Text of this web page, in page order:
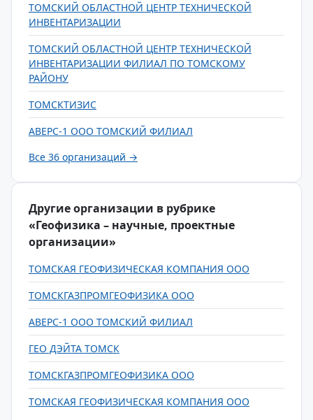
ТОМСКИЙ ОБЛАСТНОЙ ЦЕНТР ТЕХНИЧЕСКОЙ
ИНВЕНТАРИЗАЦИИ
ТОМСКИЙ ОБЛАСТНОЙ ЦЕНТР ТЕХНИЧЕСКОЙ
ИНВЕНТАРИЗАЦИИ ФИЛИАЛ ПО ТОМСКОМУ
РАЙОНУ
ТОМСКТИЗИС
АВЕРС-1 ООО ТОМСКИЙ ФИЛИАЛ
Все 36 организаций →
Другие организации в рубрике
«Геофизика – научные, проектные
организации»
ТОМСКАЯ ГЕОФИЗИЧЕСКАЯ КОМПАНИЯ ООО
ТОМСКГАЗПРОМГЕОФИЗИКА ООО
АВЕРС-1 ООО ТОМСКИЙ ФИЛИАЛ
ГЕО ДЭЙТА ТОМСК
ТОМСКГАЗПРОМГЕОФИЗИКА ООО
ТОМСКАЯ ГЕОФИЗИЧЕСКАЯ КОМПАНИЯ ООО